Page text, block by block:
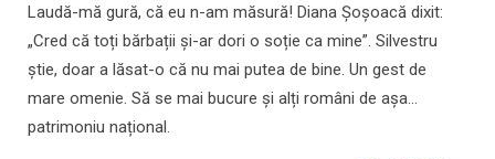
Laudă-mă gură, că eu n-am măsură! Diana Șoșoacă dixit:
„Cred că toți bărbații și-ar dori o soție ca mine”. Silvestru
știe, doar a lăsat-o că nu mai putea de bine. Un gest de
mare omenie. Să se mai bucure și alți români de așa...
patrimoniu național.